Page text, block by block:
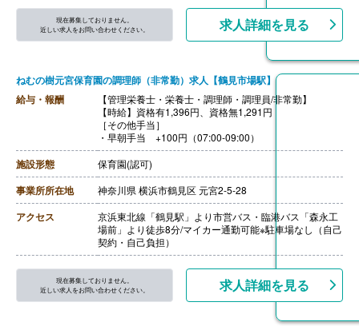
現在募集しておりません。
近しい求人をお問い合わせください。
求人詳細を見る
ねむの樹元宮保育園の調理師（非常勤）求人【鶴見市場駅】
給与・報酬
【管理栄養士・栄養士・調理師・調理員/非常勤】
【時給】資格有1,396円、資格無1,291円
［その他手当］
・早朝手当 +100円（07:00-09:00）
施設形態 保育園(認可)
事業所所在地 神奈川県 横浜市鶴見区 元宮2-5-28
アクセス
京浜東北線「鶴見駅」より市営バス・臨港バス「森永工
場前」より徒歩8分/マイカー通勤可能※駐車場なし（自己
契約・自己負担）
現在募集しておりません。
近しい求人をお問い合わせください。
求人詳細を見る